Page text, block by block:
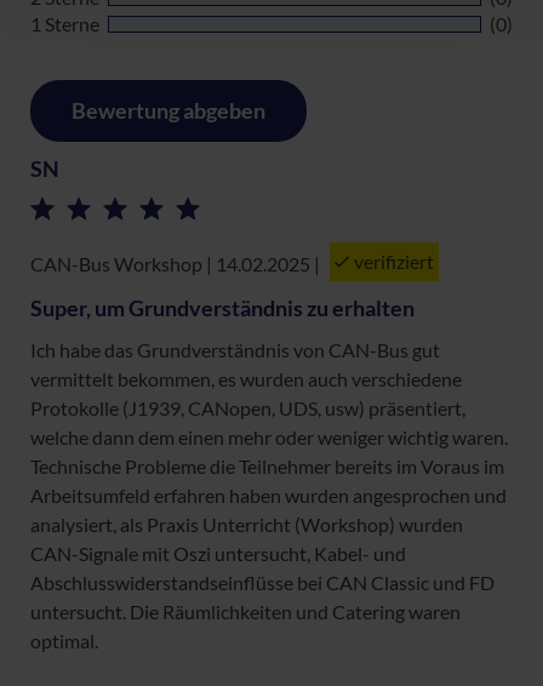
1 Sterne
(0)
Bewertung abgeben
SN
CAN-Bus Workshop | 14.02.2025 | verifiziert
Super, um Grundverständnis zu erhalten
Ich habe das Grundverständnis von CAN-Bus gut
vermittelt bekommen, es wurden auch verschiedene
Protokolle (J1939, CANopen, UDS, usw) präsentiert,
welche dann dem einen mehr oder weniger wichtig waren.
Technische Probleme die Teilnehmer bereits im Voraus im
Arbeitsumfeld erfahren haben wurden angesprochen und
analysiert, als Praxis Unterricht (Workshop) wurden
CAN-Signale mit Oszi untersucht, Kabel- und
Abschlusswiderstandseinflüsse bei CAN Classic und FD
untersucht. Die Räumlichkeiten und Catering waren
optimal.